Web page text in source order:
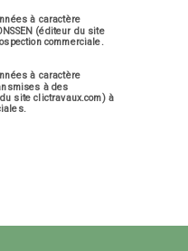
à caractère
(éditeur du site
commerciale.
à caractère
à des
site clictravaux.com) à